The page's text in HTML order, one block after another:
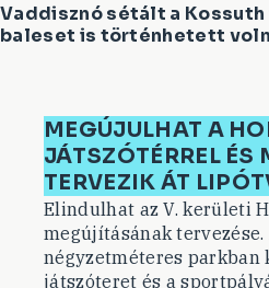
MEGÚJULHAT A
JÁTSZÓTÉRREL ÉS
TERVEZIK ÁT
Elindulhat az V. kerületi
megújításának
négyzetméteres parkban
játszóteret és a
Vaddisznó sétált a
baleset is történhetett